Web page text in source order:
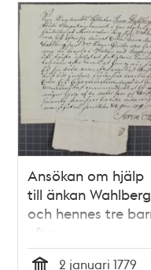
Ansökan om hjälp
till änkan Wahlberg
och hennes tre
efter
2 januari 1779